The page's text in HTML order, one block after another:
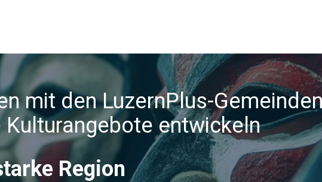
mit den LuzernPlus-
entwickeln
Region